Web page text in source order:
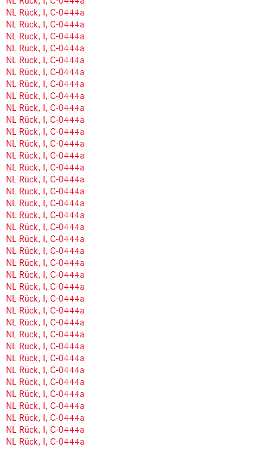
NL Rück, I, C-0444a
NL Rück, I, C-0444a
NL Rück, I, C-0444a
NL Rück, I, C-0444a
NL Rück, I, C-0444a
NL Rück, I, C-0444a
NL Rück, I, C-0444a
NL Rück, I, C-0444a
NL Rück, I, C-0444a
NL Rück, I, C-0444a
NL Rück, I, C-0444a
NL Rück, I, C-0444a
NL Rück, I, C-0444a
NL Rück, I, C-0444a
NL Rück, I, C-0444a
NL Rück, I, C-0444a
NL Rück, I, C-0444a
NL Rück, I, C-0444a
NL Rück, I, C-0444a
NL Rück, I, C-0444a
NL Rück, I, C-0444a
NL Rück, I, C-0444a
NL Rück, I, C-0444a
NL Rück, I, C-0444a
NL Rück, I, C-0444a
NL Rück, I, C-0444a
NL Rück, I, C-0444a
NL Rück, I, C-0444a
NL Rück, I, C-0444a
NL Rück, I, C-0444a
NL Rück, I, C-0444a
NL Rück, I, C-0444a
NL Rück, I, C-0444a
NL Rück, I, C-0444a
NL Rück, I, C-0444a
NL Rück, I, C-0444a
NL Rück, I, C-0444a